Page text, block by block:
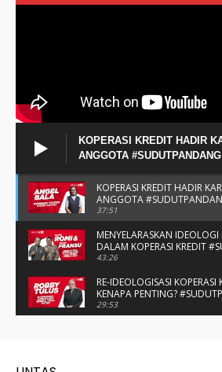
KOPERASI KREDIT HADIR
ANGGOTA
KOPERASI KREDIT HADIR
ANGGOTA
37:51
MENYELARASKAN
DALAM KOPERASI KREDIT
BAPAK ROMI & BAPAK
43:26
RE-IDEOLOGISASI KOPERASI
KENAPA PENTING?
TULUS
29:53